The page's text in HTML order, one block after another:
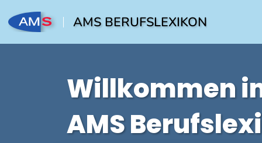
AMS BERUFSLEXIKON
Willkommen
AMS